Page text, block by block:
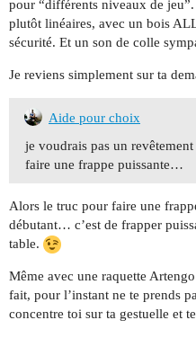
pour “différents niveaux de
plutôt linéaires, avec un bois
sécurité. Et un son de colle
Je reviens simplement sur ta
Aide pour choix
je voudrais pas un
faire une frappe puissante…
Alors le truc pour faire une
débutant… c’est de frapper
table.
Même avec une raquette
fait, pour l’instant ne te prends
concentre toi sur ta gestuelle et